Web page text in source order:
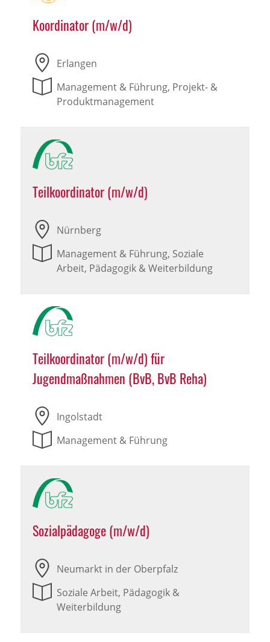
Koordinator (m/w/d)
Erlangen
Management & Führung, Projekt- &
Produktmanagement
Teilkoordinator (m/w/d)
Nürnberg
Management & Führung, Soziale
Arbeit, Pädagogik & Weiterbildung
Teilkoordinator (m/w/d) für
Jugendmaßnahmen (BvB, BvB Reha)
Ingolstadt
Management & Führung
Sozialpädagoge (m/w/d)
Neumarkt in der Oberpfalz
Soziale Arbeit, Pädagogik &
Weiterbildung